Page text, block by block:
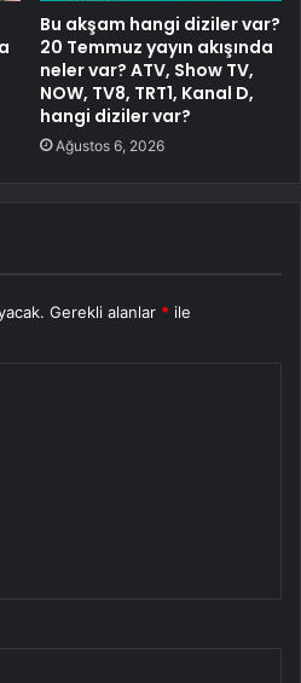
Bu akşam hangi diziler var?
20 Temmuz yayın akışında
neler var? ATV, Show TV,
NOW, TV8, TRT1, Kanal D,
hangi diziler var?
Ağustos 6, 2026
Gerekli alanlar * ile